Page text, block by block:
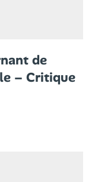
de
– Critique